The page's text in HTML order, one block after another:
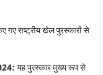
गए राष्ट्रीय खेल पुरस्कारों से
यह पुरस्कार मुख्य रूप से